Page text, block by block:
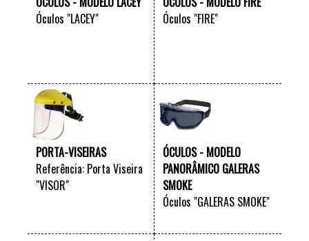
Óculos "LACEY"
Óculos "FIRE"
PORTA-VISEIRAS
Referência: Porta Viseira
"VISOR"
ÓCULOS - MODELO
PANORÂMICO GALERAS
SMOKE
Óculos "GALERAS SMOKE"